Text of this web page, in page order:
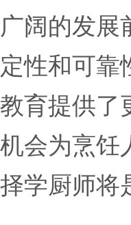
广阔的发展
定性和可靠
教育提供了
机会为烹饪
择学厨师将